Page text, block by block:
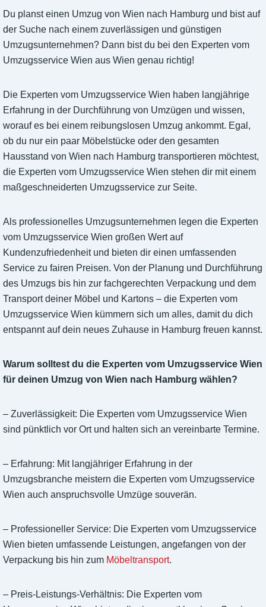
Du planst einen Umzug von Wien nach Hamburg und bist auf
der Suche nach einem zuverlässigen und günstigen
Umzugsunternehmen? Dann bist du bei den Experten vom
Umzugsservice Wien aus Wien genau richtig!
Die Experten vom Umzugsservice Wien haben langjährige
Erfahrung in der Durchführung von Umzügen und wissen,
worauf es bei einem reibungslosen Umzug ankommt. Egal,
ob du nur ein paar Möbelstücke oder den gesamten
Hausstand von Wien nach Hamburg transportieren möchtest,
die Experten vom Umzugsservice Wien stehen dir mit einem
maßgeschneiderten Umzugsservice zur Seite.
Als professionelles Umzugsunternehmen legen die Experten
vom Umzugsservice Wien großen Wert auf
Kundenzufriedenheit und bieten dir einen umfassenden
Service zu fairen Preisen. Von der Planung und Durchführung
des Umzugs bis hin zur fachgerechten Verpackung und dem
Transport deiner Möbel und Kartons – die Experten vom
Umzugsservice Wien kümmern sich um alles, damit du dich
entspannt auf dein neues Zuhause in Hamburg freuen kannst.
Warum solltest du die Experten vom Umzugsservice Wien
für deinen Umzug von Wien nach Hamburg wählen?
– Zuverlässigkeit: Die Experten vom Umzugsservice Wien
sind pünktlich vor Ort und halten sich an vereinbarte Termine.
– Erfahrung: Mit langjähriger Erfahrung in der
Umzugsbranche meistern die Experten vom Umzugsservice
Wien auch anspruchsvolle Umzüge souverän.
– Professioneller Service: Die Experten vom Umzugsservice
Wien bieten umfassende Leistungen, angefangen von der
Verpackung bis hin zum Möbeltransport.
– Preis-Leistungs-Verhältnis: Die Experten vom